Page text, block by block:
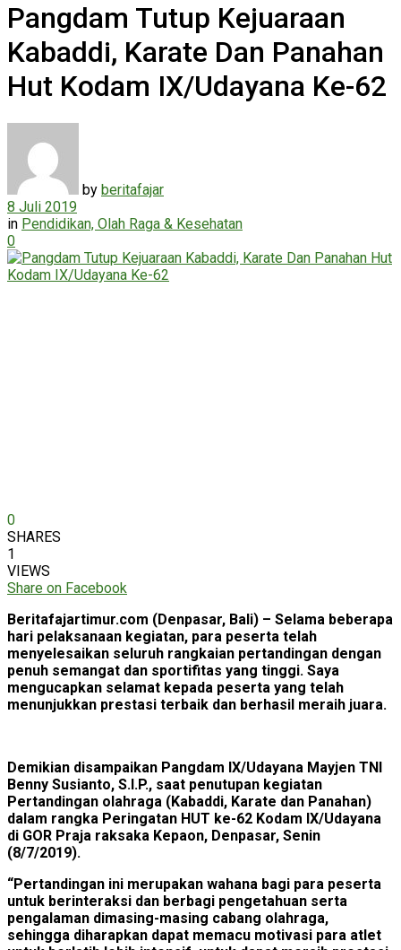
Pangdam Tutup Kejuaraan
Kabaddi, Karate Dan Panahan
Hut Kodam IX/Udayana Ke-62
by beritafajar
8 Juli 2019
in Pendidikan, Olah Raga & Kesehatan
0
0
SHARES
1
VIEWS
Share on Facebook
Beritafajartimur.com (Denpasar, Bali) – Selama beberapa
hari pelaksanaan kegiatan, para peserta telah
menyelesaikan seluruh rangkaian pertandingan dengan
penuh semangat dan sportifitas yang tinggi. Saya
mengucapkan selamat kepada peserta yang telah
menunjukkan prestasi terbaik dan berhasil meraih juara.
Demikian disampaikan Pangdam IX/Udayana Mayjen TNI
Benny Susianto, S.I.P., saat penutupan kegiatan
Pertandingan olahraga (Kabaddi, Karate dan Panahan)
dalam rangka Peringatan HUT ke-62 Kodam IX/Udayana
di GOR Praja raksaka Kepaon, Denpasar, Senin
(8/7/2019).
“Pertandingan ini merupakan wahana bagi para peserta
untuk berinteraksi dan berbagi pengetahuan serta
pengalaman dimasing-masing cabang olahraga,
sehingga diharapkan dapat memacu motivasi para atlet